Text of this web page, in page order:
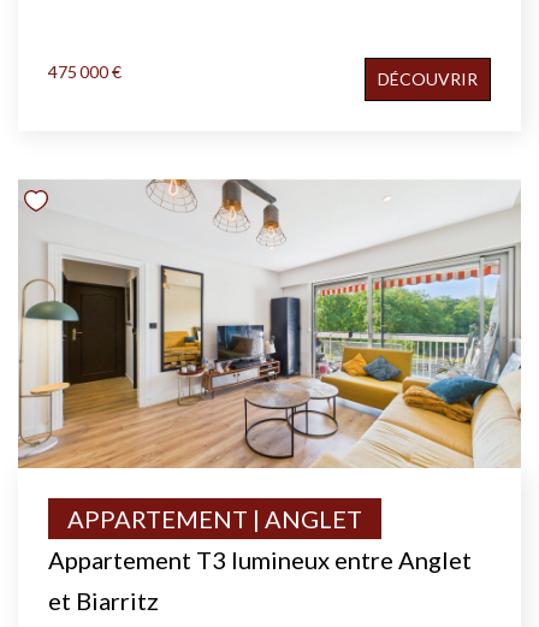
475 000 € DÉCOUVRIR
Appartement T3 lumineux entre Anglet
et Biarritz
APPARTEMENT | ANGLET